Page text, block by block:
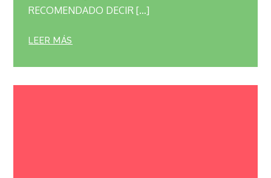
RECOMENDADO DECIR […]
LEER MÁS